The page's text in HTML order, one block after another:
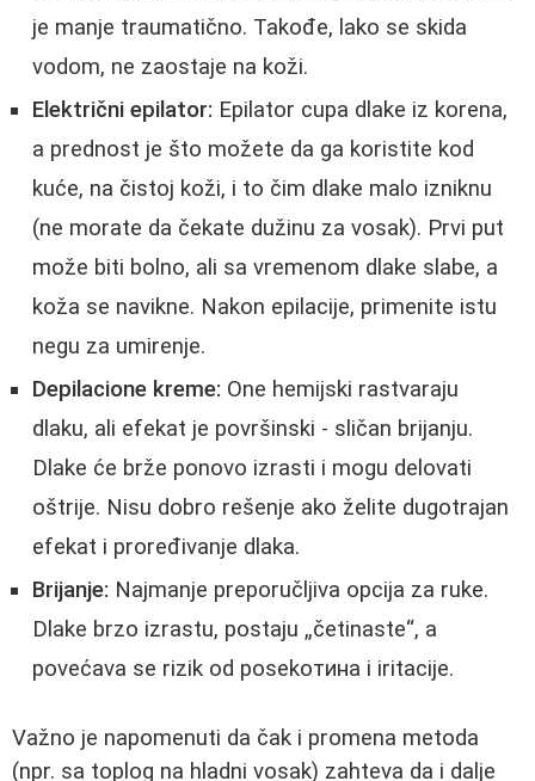
je manje traumatično. Takođe, lako se skida
vodom, ne zaostaje na koži.
Električni epilator: Epilator cupa dlake iz korena,
a prednost je što možete da ga koristite kod
kuće, na čistoj koži, i to čim dlake malo izniknu
(ne morate da čekate dužinu za vosak). Prvi put
može biti bolno, ali sa vremenom dlake slabe, a
koža se navikne. Nakon epilacije, primenite istu
negu za umirenje.
Depilacione kreme: One hemijski rastvaraju
dlaku, ali efekat je površinski - sličan brijanju.
Dlake će brže ponovo izrasti i mogu delovati
oštrije. Nisu dobro rešenje ako želite dugotrajan
efekat i proređivanje dlaka.
Brijanje: Najmanje preporučljiva opcija za ruke.
Dlake brzo izrastu, postaju „četinaste“, a
povećava se rizik od posekoтина i iritacije.
Važno je napomenuti da čak i promena metoda
(npr. sa toplog na hladni vosak) zahteva da i dalje